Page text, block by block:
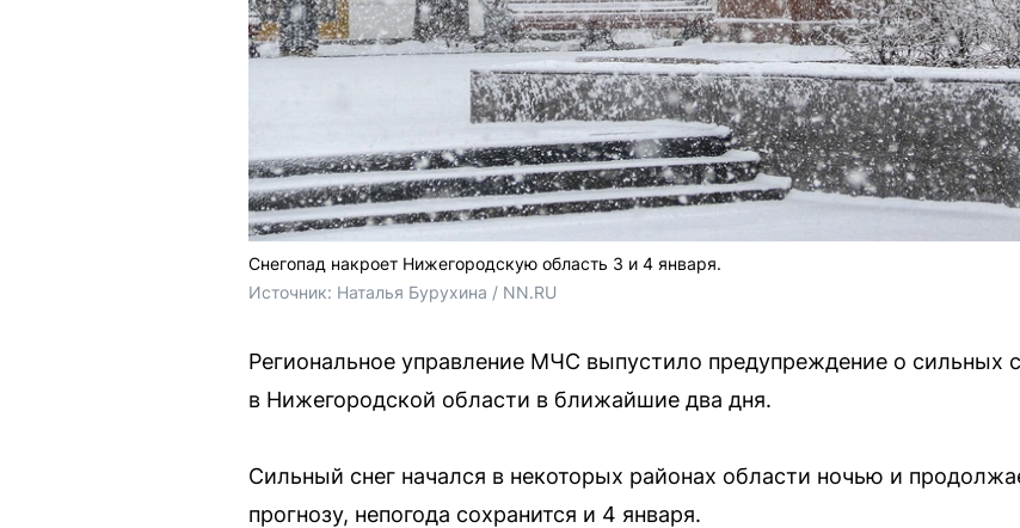
Снегопад накроет Нижегородскую область 3 и 4 января.
Источник: Наталья Бурухина / NN.RU
Региональное управление МЧС выпустило предупреждение о сильных
в Нижегородской области в ближайшие два дня.
Сильный снег начался в некоторых районах области ночью и
прогнозу, непогода сохранится и 4 января.